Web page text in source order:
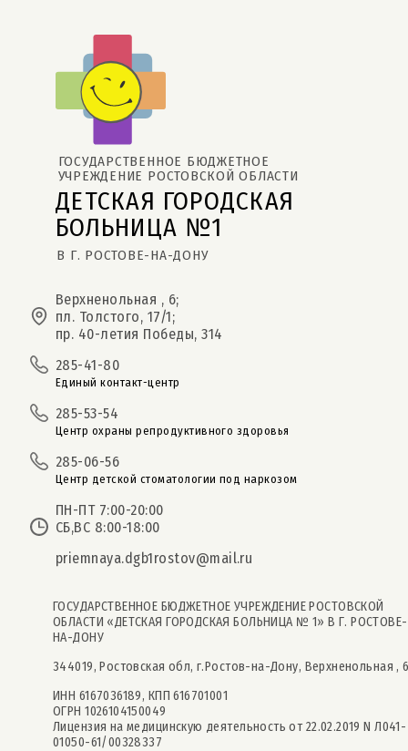
ДЕТСКАЯ ГОРОДСКАЯ
БОЛЬНИЦА №1
В Г. РОСТОВЕ-НА-ДОНУ
ГОСУДАРСТВЕННОЕ БЮДЖЕТНОЕ
УЧРЕЖДЕНИЕ РОСТОВСКОЙ ОБЛАСТИ
Верхненольная , 6;
пл. Толстого, 17/1;
пр. 40-летия Победы, 314
285-41-80
Единый контакт-центр
285-53-54
Центр охраны репродуктивного здоровья
285-06-56
Центр детской стоматологии под наркозом
ПН-ПТ 7:00-20:00
СБ,ВС 8:00-18:00
priemnaya.dgb1rostov@mail.ru
ГОСУДАРСТВЕННОЕ БЮДЖЕТНОЕ УЧРЕЖДЕНИЕ РОСТОВСКОЙ
ОБЛАСТИ «ДЕТСКАЯ ГОРОДСКАЯ БОЛЬНИЦА № 1» В Г. РОСТОВЕ-
НА-ДОНУ
344019, Ростовская обл, г.Ростов-на-Дону, Верхненольная ,
ИНН 6167036189, КПП 616701001
ОГРН 1026104150049
Лицензия на медицинскую деятельность от 22.02.2019 N Л041-
01050-61/00328337